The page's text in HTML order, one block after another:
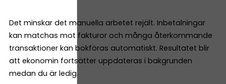
Det minskar det manuella arbetet rejält. Inbetalningar
kan matchas mot fakturor och många återkommande
transaktioner kan bokföras automatiskt. Resultatet blir
att ekonomin fortsätter uppdateras i bakgrunden
medan du är ledig.